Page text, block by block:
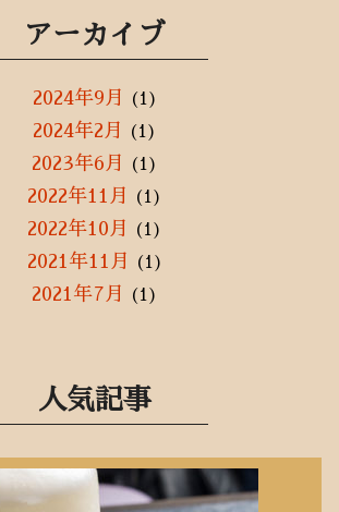
アーカイブ
2024年9月 (1)
2024年2月 (1)
2023年6月 (1)
2022年11月 (1)
2022年10月 (1)
2021年11月 (1)
2021年7月 (1)
2021年1月(3)
2020年12月(3)
2020年11月(1)
2020年9月(2)
人気記事